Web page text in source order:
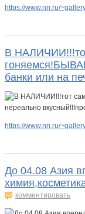
https://www.nn.ru/
В
банки или на
https://www.nn.ru/
До 04.08 Азия
комментировать